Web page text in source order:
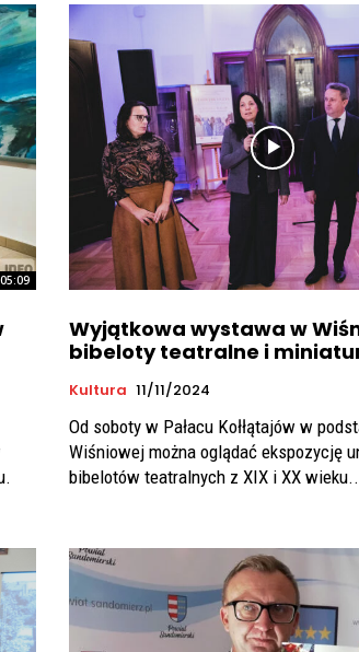
Wyjątkowa wystawa w
bibeloty teatralne i
Kultura 11/11/2024
Od soboty w Pałacu Kołłątajów w
Wiśniowej można oglądać ekspozycję
bibelotów teatralnych z XIX i XX